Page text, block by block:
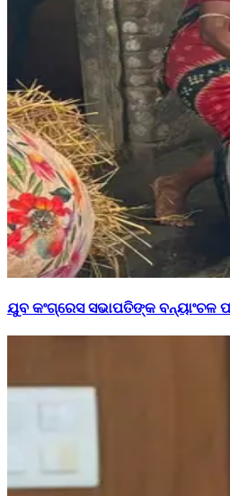
ଯୁବ କଂଗ୍ରେସ ସଭାପତିଙ୍କ ବନ୍ୟାଂଚଳ